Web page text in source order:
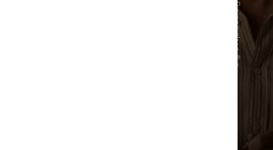
Reprodução